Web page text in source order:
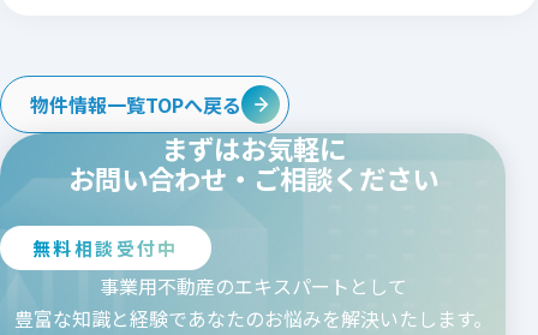
関東エリア
群馬埼玉
千葉東京神奈川新潟
中部エリア
愛知三重
長野
山梨
福井
関西エリア
物件情報一覧TOPへ戻る
まずはお気軽に
お問い合わせ・ご相談ください
無料相談受付中
事業用不動産のエキスパートとして
豊富な知識と経験であなたのお悩みを解決いたします。